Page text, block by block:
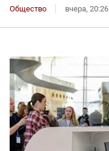
Общество вчера, 20:26